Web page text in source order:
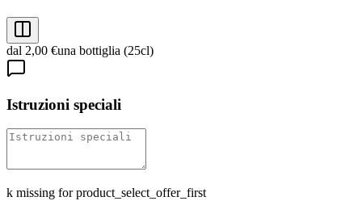
dal 2,00 €una bottiglia (25cl)
Istruzioni speciali
k missing for product_select_offer_first